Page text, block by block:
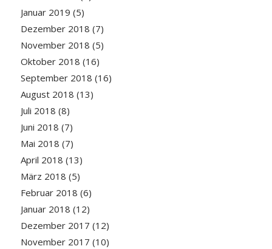
Januar 2019 (5)
Dezember 2018 (7)
November 2018 (5)
Oktober 2018 (16)
September 2018 (16)
August 2018 (13)
Juli 2018 (8)
Juni 2018 (7)
Mai 2018 (7)
April 2018 (13)
März 2018 (5)
Februar 2018 (6)
Januar 2018 (12)
Dezember 2017 (12)
November 2017 (10)